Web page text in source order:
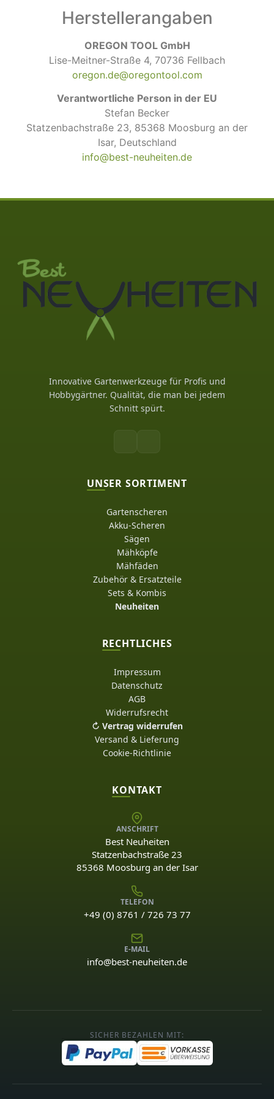
Herstellerangaben
OREGON TOOL GmbH
Lise-Meitner-Straße 4, 70736 Fellbach
oregon.de@oregontool.com
Verantwortliche Person in der EU
Stefan Becker
Statzenbachstraße 23, 85368 Moosburg an der
Isar, Deutschland
info@best-neuheiten.de
Innovative Gartenwerkzeuge für Profis und
Hobbygärtner. Qualität, die man bei jedem
Schnitt spürt.
UNSER SORTIMENT
Gartenscheren
Akku-Scheren
Sägen
Mähköpfe
Mähfäden
Zubehör & Ersatzteile
Sets & Kombis
Neuheiten
RECHTLICHES
Impressum
Datenschutz
AGB
Widerrufsrecht
↻ Vertrag widerrufen
Versand & Lieferung
Cookie-Richtlinie
KONTAKT
ANSCHRIFT
Best Neuheiten
Statzenbachstraße 23
85368 Moosburg an der Isar
TELEFON
+49 (0) 8761 / 726 73 77
E-MAIL
info@best-neuheiten.de
SICHER BEZAHLEN MIT: